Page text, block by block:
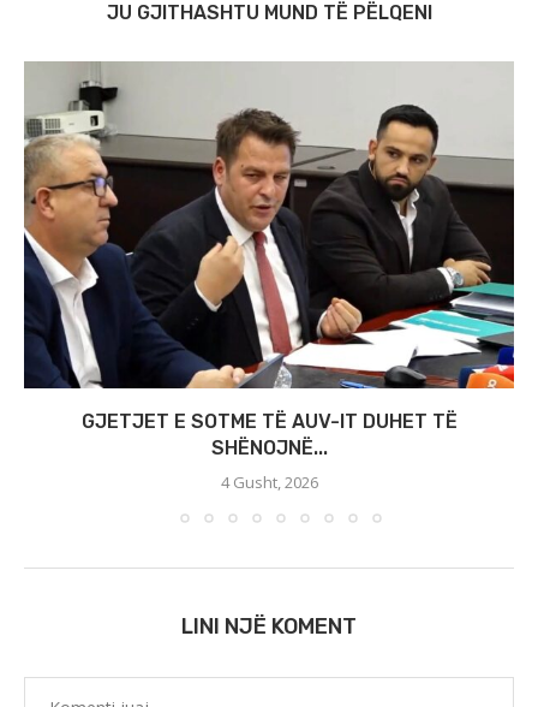
JU GJITHASHTU MUND TË PËLQENI
GJETJET E SOTME TË AUV-IT DUHET TË
SHËNOJNË...
4 Gusht, 2026
LINI NJË KOMENT